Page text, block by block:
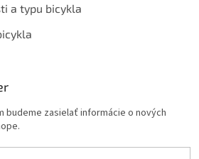
a typu bicykla
budeme zasielať informácie o nových